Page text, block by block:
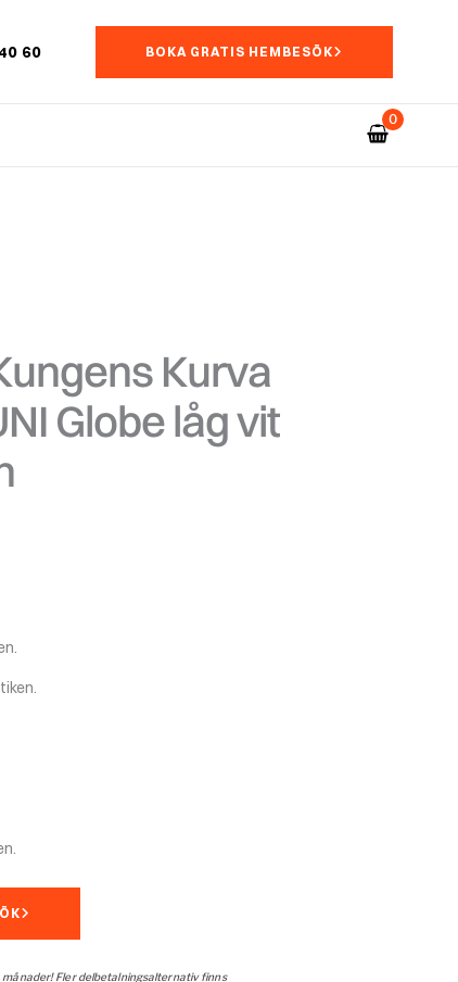
60 BOKA GRATIS HEMBESÖK
Kurva
Globe låg vit
kr.
Fler delbetalningsalternativ finns